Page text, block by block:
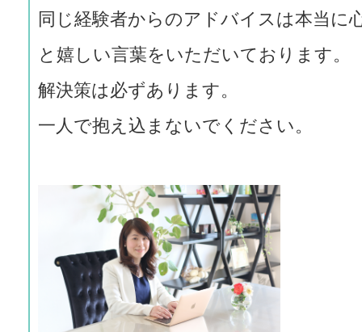
同じ経験者からのアドバイスは本当に
と嬉しい言葉をいただいております。
解決策は必ずあります。
一人で抱え込まないでください。